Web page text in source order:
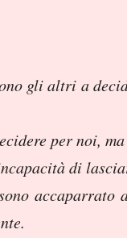
gli altri a
per noi,
di